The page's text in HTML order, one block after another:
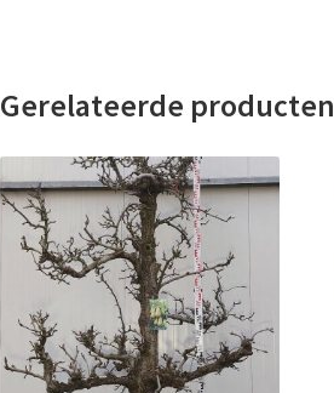
Gerelateerde producten